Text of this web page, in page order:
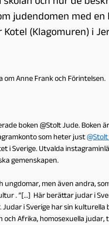
judendomen med
(Klagomuren) i
Anne Frank och Förintelsen.
boken @Stolt Jude. Boken
som heter just
i Sverige. Utvalda
gemenskapen.
ungdomar, men även andra,
. ”[…] Här berättar judar i
i Sverige har sin
Afrika, homosexuella